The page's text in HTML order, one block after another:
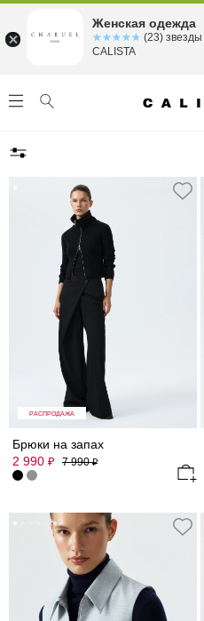
РАСПРОДАЖА
Брюки на запах
2 990 ₽ 7 990₽
Женская одежда
☆☆☆☆☆
★★★★★ (23) звезды
CALISTA